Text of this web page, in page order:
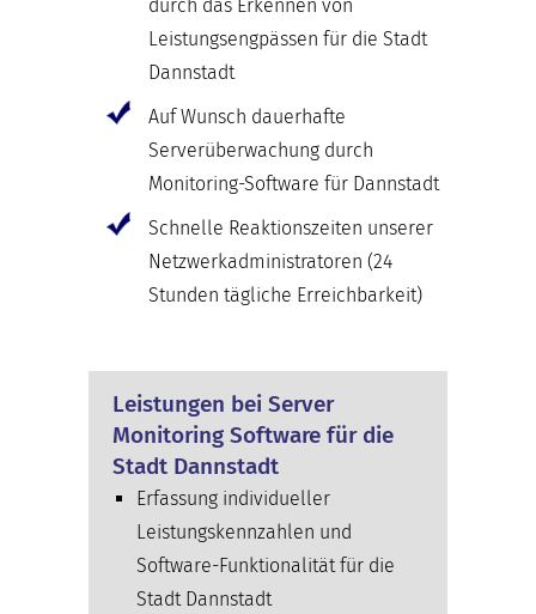
durch das Erkennen von
Leistungsengpässen für die Stadt
Dannstadt
Auf Wunsch dauerhafte
Serverüberwachung durch
Monitoring-Software für Dannstadt
Schnelle Reaktionszeiten unserer
Netzwerkadministratoren (24
Stunden tägliche Erreichbarkeit)
Leistungen bei Server
Monitoring Software für die
Stadt Dannstadt
Erfassung individueller
Leistungskennzahlen und
Software-Funktionalität für die
Stadt Dannstadt